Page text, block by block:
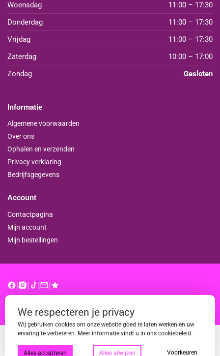
Woensdag
11:00 – 17:30
Donderdag
11:00 – 17:30
Vrijdag
11:00 – 17:30
Zaterdag
10:00 – 17:00
Zondag
Gesloten
Informatie
Algemene voorwaarden
Over ons
Ophalen en verzenden
Privacy verklaring
Bedrijfsgegevens
Account
Contactpagina
Mijn account
Mijn bestellingen
We respecteren je privacy
Wij gebruiken cookies om onze website goed te laten werken en uw
ervaring te verbeteren. Meer informatie vindt u in ons cookiebeleid.
Alles accepteren Alles afwijzen Voorkeuren